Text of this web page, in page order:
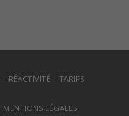
RÉACTIVITÉ – TARIFS
MENTIONS LÉGALES